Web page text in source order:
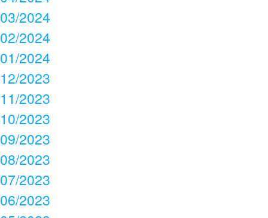
03/2024
02/2024
01/2024
12/2023
11/2023
10/2023
09/2023
08/2023
07/2023
06/2023